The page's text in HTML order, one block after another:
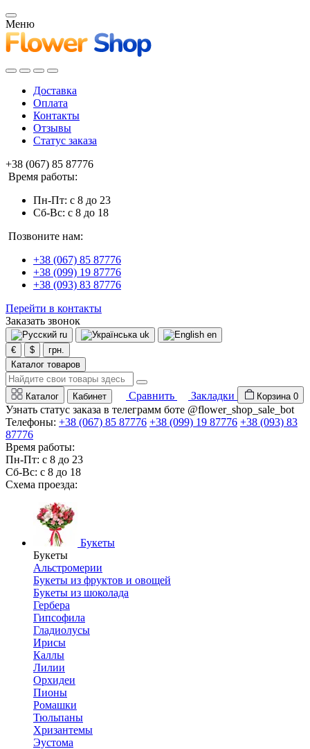
Меню
Доставка
Оплата
Контакты
Отзывы
Статус заказа
+38 (067) 85 87776
Время работы:
Пн-Пт: с 8 до 23
Сб-Вс: с 8 до 18
Позвоните нам:
+38 (067) 85 87776
+38 (099) 19 87776
+38 (093) 83 87776
Перейти в контакты
Заказать звонок
ru uk
en
€
$
грн.
Каталог товаров
Каталог Кабинет Сравнить Закладки Корзина 0
Узнать статус заказа в телеграмм боте @flower_shop_sale_bot
Телефоны: +38 (067) 85 87776 +38 (099) 19 87776 +38 (093) 83
87776
Время работы:
Пн-Пт: с 8 до 23
Сб-Вс: с 8 до 18
Схема проезда:
Букеты
Букеты
Альстромерии
Букеты из фруктов и овощей
Букеты из шоколада
Гербера
Гипсофила
Гладиолусы
Ирисы
Каллы
Лилии
Орхидеи
Пионы
Ромашки
Тюльпаны
Хризантемы
Эустома